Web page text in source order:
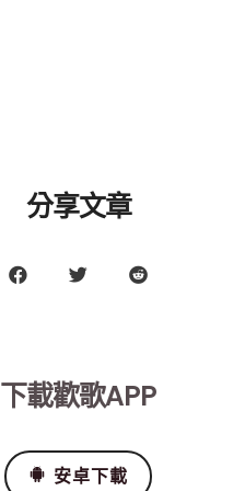
分享文章
下載歡歌APP
安卓下載